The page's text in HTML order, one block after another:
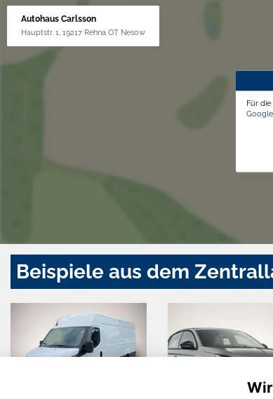
Autohaus Carlsson
Hauptstr. 1, 19217 Rehna OT Nesow
Für
Beispiele aus dem